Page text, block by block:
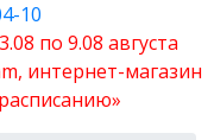
10
по 9.08 августа
интернет-магазин